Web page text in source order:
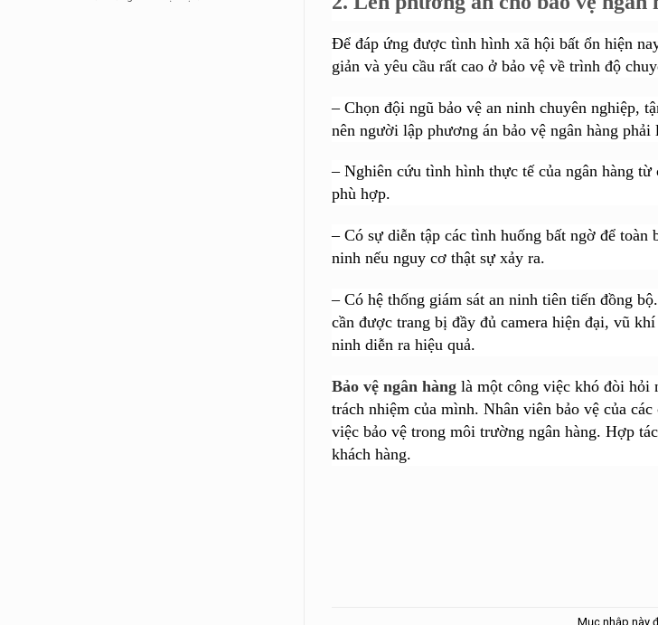
???
Để đáp ứng được tình hình xã hội bất ổn hiện
giản và yêu cầu rất cao ở bảo vệ về trình độ
– Chọn đội ngũ bảo vệ an ninh chuyên nghiệp,
nên người lập phương án bảo vệ ngân hàng
– Nghiên cứu tình hình thực tế của ngân hàng
phù hợp.
– Có sự diễn tập các tình huống bất ngờ để
ninh nếu nguy cơ thật sự xảy ra.
– Có hệ thống giám sát an ninh tiên tiến đồng
cần được trang bị đầy đủ camera hiện đại, vũ
ninh diễn ra hiệu quả.
Bảo vệ ngân hàng là một công việc khó đòi hỏi
trách nhiệm của mình. Nhân viên bảo vệ của
việc bảo vệ trong môi trường ngân hàng. Hợp
khách hàng.
Mục nhập này